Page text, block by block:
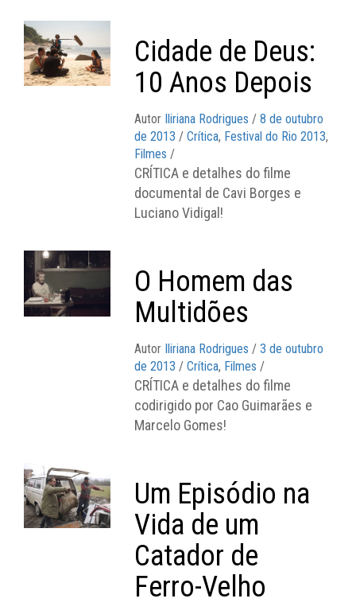
Cidade de Deus:
10 Anos Depois
Autor Iliriana Rodrigues / 8 de outubro
de 2013 / Crítica, Festival do Rio 2013,
Filmes /
CRÍTICA e detalhes do filme
documental de Cavi Borges e
Luciano Vidigal!
O Homem das
Multidões
Autor Iliriana Rodrigues / 3 de outubro
de 2013 / Crítica, Filmes /
CRÍTICA e detalhes do filme
codirigido por Cao Guimarães e
Marcelo Gomes!
Um Episódio na
Vida de um
Catador de
Ferro-Velho